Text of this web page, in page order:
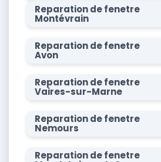
Reparation de fenetre
Montévrain
Reparation de fenetre
Avon
Reparation de fenetre
Vaires-sur-Marne
Reparation de fenetre
Nemours
Reparation de fenetre